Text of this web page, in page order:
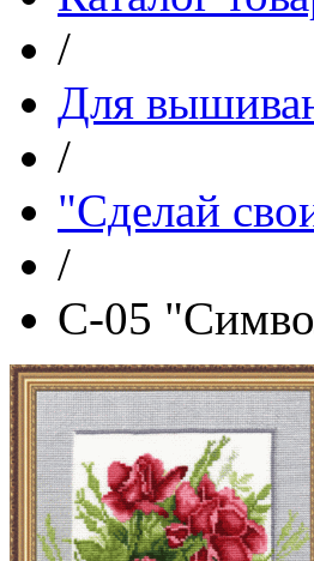
/
Для
/
"Сделай
/
С-05